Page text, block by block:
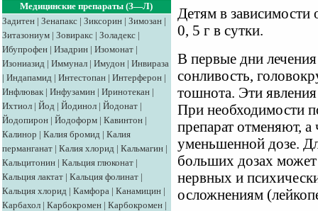
Медицинские препараты (З—Л)
Задитен | Зенапакс | Зиксорин | Зимозан |
Зитазониум | Зовиракс | Золадекс |
Ибупрофен | Изадрин | Изомонат |
Изониазид | Иммунал | Имудон | Инвираза
| Индапамид | Интестопан | Интерферон |
Инфлювак | Инфузамин | Иринотекан |
Ихтиол | Йод | Йодинол | Йодонат |
Йодопирон | Йодоформ | Кавинтон |
Калинор | Калия бромид | Калия
перманганат | Калия хлорид | Кальмагин |
Кальцитонин | Кальция глюконат |
Кальция лактат | Кальция фолинат |
Кальция хлорид | Камфора | Канамицин |
Карбахол | Карбокромен | Карбокромен |
Детям в зависимости
0, 5 г в сутки.
В первые дни
сонливость,
тошнота. Эти
При необходимости
препарат отменяют, а
уменьшенной дозе.
больших дозах
нервных и
осложнениям